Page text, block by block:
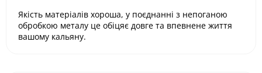
Якість матеріалів хороша, у поєднанні з непоганою
обробкою металу це обіцяє довге та впевнене життя
вашому кальяну.